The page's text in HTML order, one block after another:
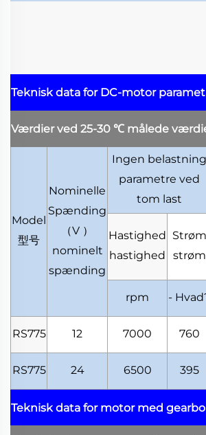
Teknisk data for DC-motor
Værdier ved 25-30 ℃ målede
Model
型号
Nominelle
Spænding
（V ）
nominelt
spænding
Ingen belastning
parametre ved
tom last
Hastighed
hastighed
Strøm
strøm
rpm -
RS775 12 7000 760
RS775 24 6500 395
Teknisk data for motor med